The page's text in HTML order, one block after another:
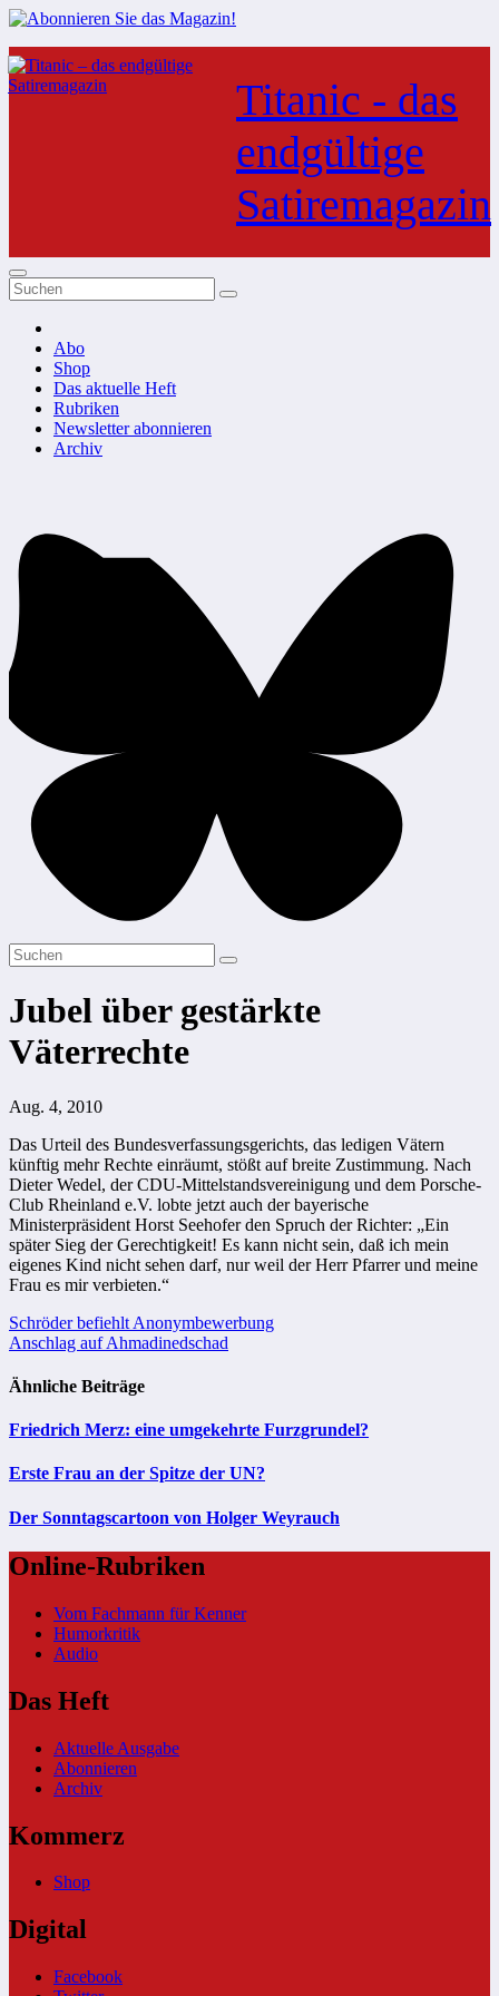
Zum
Inhalt
springen
Titanic - das
endgültige
Satiremagazin
Abo
Shop
Das aktuelle Heft
Rubriken
Newsletter abonnieren
Archiv
Jubel über gestärkte
Väterrechte
Aug. 4, 2010
Das Urteil des Bundesverfassungsgerichts, das ledigen Vätern
künftig mehr Rechte einräumt, stößt auf breite Zustimmung. Nach
Dieter Wedel, der CDU-Mittelstandsvereinigung und dem Porsche-
Club Rheinland e.V. lobte jetzt auch der bayerische
Ministerpräsident Horst Seehofer den Spruch der Richter: „Ein
später Sieg der Gerechtigkeit! Es kann nicht sein, daß ich mein
eigenes Kind nicht sehen darf, nur weil der Herr Pfarrer und meine
Frau es mir verbieten.“
Beitragsnavigation
Schröder befiehlt Anonymbewerbung
Anschlag auf Ahmadinedschad
Ähnliche Beiträge
Friedrich Merz: eine umgekehrte Furzgrundel?
Erste Frau an der Spitze der UN?
Der Sonntagscartoon von Holger Weyrauch
Online-Rubriken
Vom Fachmann für Kenner
Humorkritik
Audio
Das Heft
Aktuelle Ausgabe
Abonnieren
Archiv
Kommerz
Shop
Digital
Facebook